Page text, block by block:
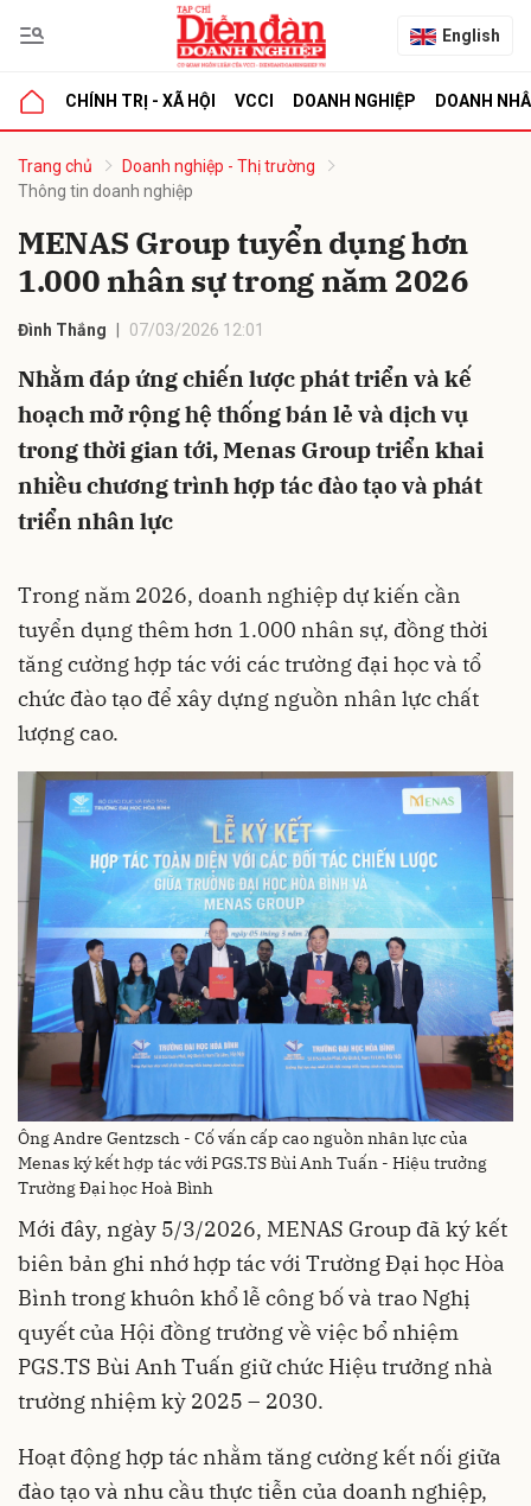
English
CHÍNH TRỊ - XÃ HỘI VCCI DOANH NGHIỆP DOANH
Trang chủ
Doanh nghiệp - Thị trường
Thông tin doanh nghiệp
MENAS Group tuyển dụng hơn
1.000 nhân sự trong năm 2026
Đình Thắng 07/03/2026 12:01
Nhằm đáp ứng chiến lược phát triển và kế
hoạch mở rộng hệ thống bán lẻ và dịch vụ
trong thời gian tới, Menas Group triển khai
nhiều chương trình hợp tác đào tạo và phát
triển nhân lực
Trong năm 2026, doanh nghiệp dự kiến cần
tuyển dụng thêm hơn 1.000 nhân sự, đồng thời
tăng cường hợp tác với các trường đại học và tổ
chức đào tạo để xây dựng nguồn nhân lực chất
lượng cao.
Ông Andre Gentzsch - Cố vấn cấp cao nguồn nhân lực của
Menas ký kết hợp tác với PGS.TS Bùi Anh Tuấn - Hiệu trưởng
Trường Đại học Hoà Bình
Mới đây, ngày 5/3/2026, MENAS Group đã ký kết
biên bản ghi nhớ hợp tác với Trường Đại học Hòa
Bình trong khuôn khổ lễ công bố và trao Nghị
quyết của Hội đồng trường về việc bổ nhiệm
PGS.TS Bùi Anh Tuấn giữ chức Hiệu trưởng nhà
trường nhiệm kỳ 2025 – 2030.
Hoạt động hợp tác nhằm tăng cường kết nối giữa
đào tạo và nhu cầu thực tiễn của doanh nghiệp,
luận